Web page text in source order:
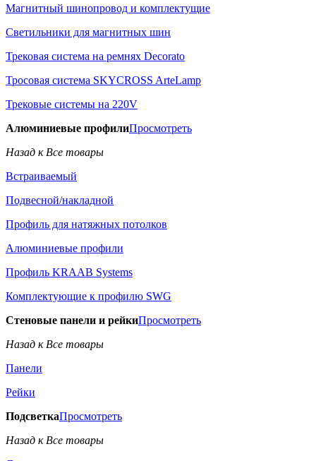
Магнитный шинопровод и комплектущие
Светильники для магнитных шин
Трековая система на ремнях Decorato
Тросовая система SKYCROSS ArteLamp
Трековые системы на 220V
Алюминиевые профилиПросмотреть
Назад к Все товары
Встраиваемый
Подвесной/накладной
Профиль для натяжных потолков
Алюминиевые профили
Профиль KRAAB Systems
Комплектующие к профилю SWG
Стеновые панели и рейкиПросмотреть
Назад к Все товары
Панели
Рейки
ПодсветкаПросмотреть
Назад к Все товары